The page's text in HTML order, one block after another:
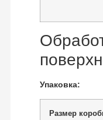
Упаковка:
Размер